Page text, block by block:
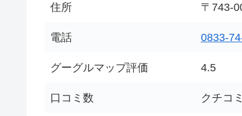
住所 〒743-
電話 0833-
グーグルマップ評価 4.5
口コミ数 クチコ